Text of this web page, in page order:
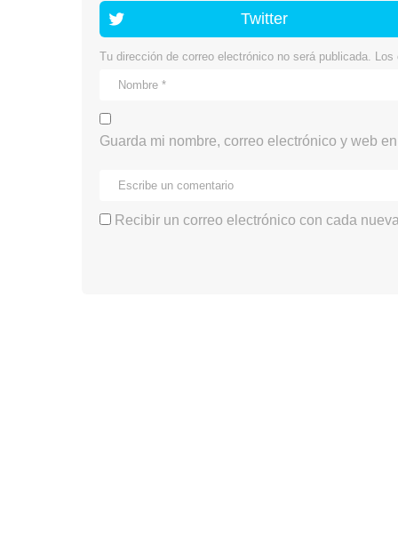
Twitter
Tu dirección de correo electrónico no será publicada. Los
Guarda mi nombre, correo electrónico y web
Recibir un correo electrónico con cada